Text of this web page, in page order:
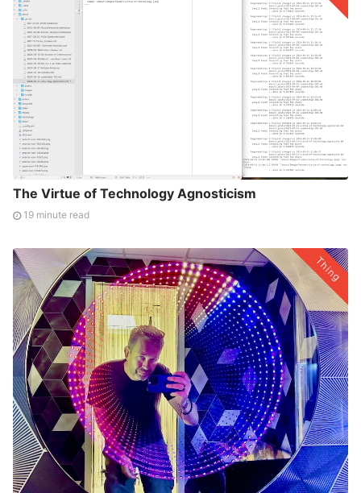
The Virtue of Technology Agnosticism
19 minute read
Thing